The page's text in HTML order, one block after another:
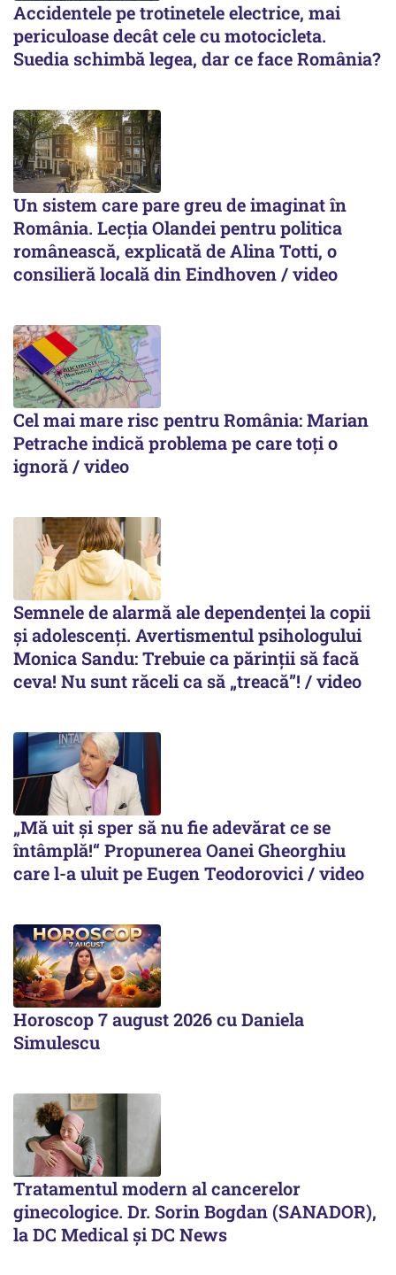
Accidentele pe trotinetele electrice, mai
periculoase decât cele cu motocicleta.
Suedia schimbă legea, dar ce face România?
Un sistem care pare greu de imaginat în
România. Lecția Olandei pentru politica
românească, explicată de Alina Totti, o
consilieră locală din Eindhoven / video
Cel mai mare risc pentru România: Marian
Petrache indică problema pe care toți o
ignoră / video
Semnele de alarmă ale dependenței la copii
și adolescenți. Avertismentul psihologului
Monica Sandu: Trebuie ca părinții să facă
ceva! Nu sunt răceli ca să „treacă”! / video
„Mă uit și sper să nu fie adevărat ce se
întâmplă!“ Propunerea Oanei Gheorghiu
care l-a uluit pe Eugen Teodorovici / video
Horoscop 7 august 2026 cu Daniela
Simulescu
Tratamentul modern al cancerelor
ginecologice. Dr. Sorin Bogdan (SANADOR),
la DC Medical și DC News